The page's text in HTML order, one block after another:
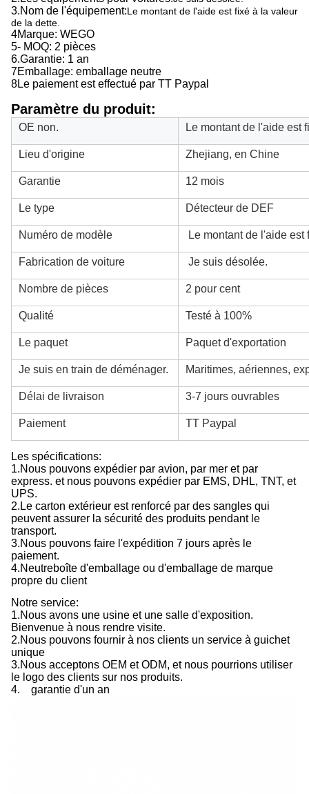
3.Nom de l'équipement:Le montant de l'aide est fixé à la valeur
de la dette.
4Marque: WEGO
5- MOQ: 2 pièces
6.Garantie: 1 an
7Emballage: emballage neutre
8Le paiement est effectué par TT Paypal
Paramètre du produit:
OE non. Le montant de l'aide est
Lieu d'origine Zhejiang, en Chine
Garantie 12 mois
Le type Détecteur de DEF
Numéro de modèle Le montant de l'aide
Fabrication de voiture Je suis désolée.
Nombre de pièces 2 pour cent
Qualité Testé à 100%
Le paquet Paquet d'exportation
Je suis en train de déménager. Maritimes, aériennes,
Délai de livraison 3-7 jours ouvrables
Paiement TT Paypal
Les spécifications:
1.Nous pouvons expédier par avion, par mer et par
express. et nous pouvons expédier par EMS, DHL, TNT, et
UPS.
2. Le carton extérieur est renforcé par des sangles qui
peuvent assurer la sécurité des produits pendant le
transport.
3.Nous pouvons faire l'expédition 7 jours après le
paiement.
4.Neutreboîte d'emballage ou d'emballage de marque
propre du client
Notre service:
1.Nous avons une usine et une salle d'exposition.
Bienvenue à nous rendre visite.
2.Nous pouvons fournir à nos clients un service à guichet
unique
3.Nous acceptons OEM et ODM, et nous pourrions utiliser
le logo des clients sur nos produits.
4.
garantie d'un an